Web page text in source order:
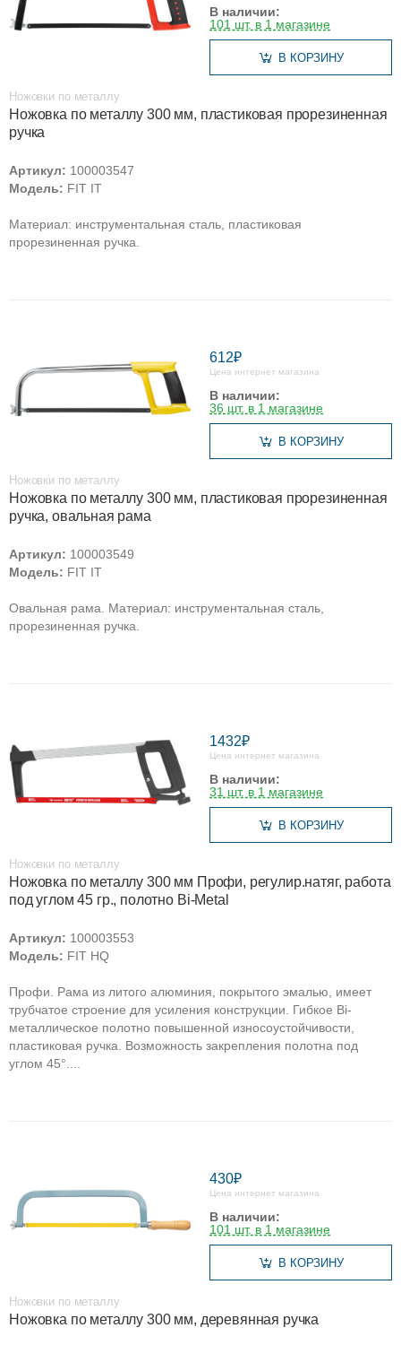
В наличии:
101 шт. в 1 магазине
В КОРЗИНУ
Ножовки по металлу
Ножовка по металлу 300 мм, пластиковая прорезиненная
ручка
Артикул: 100003547
Модель: FIT IT
Материал: инструментальная сталь, пластиковая
прорезиненная ручка.
612₽
Цена интернет магазина
В наличии:
36 шт. в 1 магазине
В КОРЗИНУ
Ножовки по металлу
Ножовка по металлу 300 мм, пластиковая прорезиненная
ручка, овальная рама
Артикул: 100003549
Модель: FIT IT
Овальная рама. Материал: инструментальная сталь,
прорезиненная ручка.
1432₽
Цена интернет магазина
В наличии:
31 шт. в 1 магазине
В КОРЗИНУ
Ножовки по металлу
Ножовка по металлу 300 мм Профи, регулир.натяг, работа
под углом 45 гр., полотно Bi-Metal
Артикул: 100003553
Модель: FIT HQ
Профи. Рама из литого алюминия, покрытого эмалью, имеет
трубчатое строение для усиления конструкции. Гибкое Bi-
металлическое полотно повышенной износоустойчивости,
пластиковая ручка. Возможность закрепления полотна под
углом 45°....
430₽
Цена интернет магазина
В наличии:
101 шт. в 1 магазине
В КОРЗИНУ
Ножовки по металлу
Ножовка по металлу 300 мм, деревянная ручка